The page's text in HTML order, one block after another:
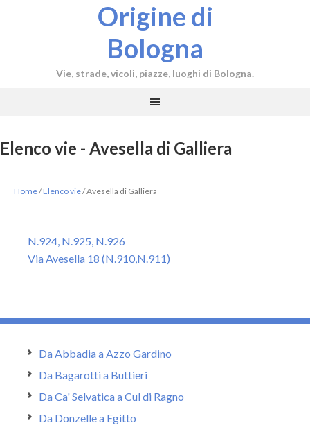
Origine di
Bologna
Vie, strade, vicoli, piazze, luoghi di Bologna.
Elenco vie - Avesella di Galliera
Home/Elenco vie/Avesella di Galliera
N.924, N.925, N.926
Via Avesella 18 (N.910,N.911)
Da Abbadia a Azzo Gardino
Da Bagarotti a Buttieri
Da Ca' Selvatica a Cul di Ragno
Da Donzelle a Egitto